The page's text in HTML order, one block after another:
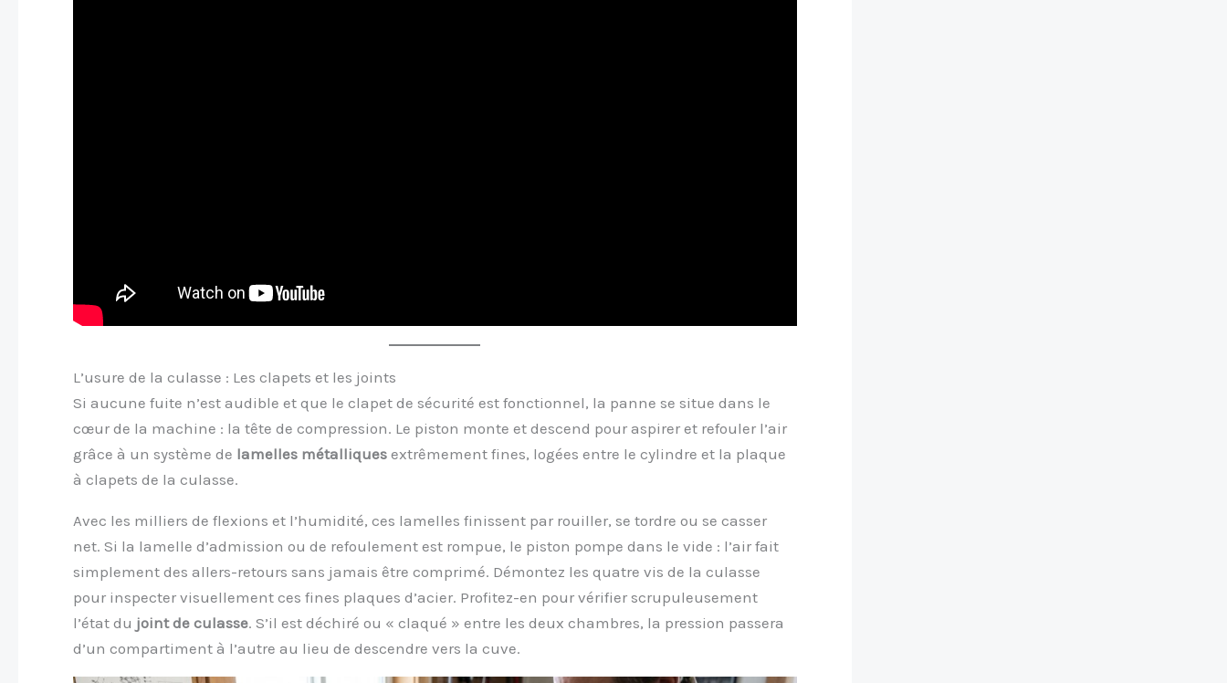
L’usure de la culasse : Les clapets et les joints
Si aucune fuite n’est audible et que le clapet de sécurité est fonctionnel, la panne se situe dans le
cœur de la machine : la tête de compression. Le piston monte et descend pour aspirer et refouler l’air
grâce à un système de lamelles métalliques extrêmement fines, logées entre le cylindre et la plaque
à clapets de la culasse.
Avec les milliers de flexions et l’humidité, ces lamelles finissent par rouiller, se tordre ou se casser
net. Si la lamelle d’admission ou de refoulement est rompue, le piston pompe dans le vide : l’air fait
simplement des allers-retours sans jamais être comprimé. Démontez les quatre vis de la culasse
pour inspecter visuellement ces fines plaques d’acier. Profitez-en pour vérifier scrupuleusement
l’état du joint de culasse. S’il est déchiré ou « claqué » entre les deux chambres, la pression passera
d’un compartiment à l’autre au lieu de descendre vers la cuve.